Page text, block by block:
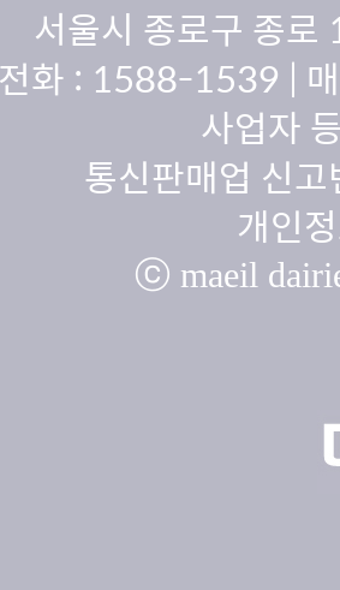
서울시 종로구 종
화 : 1588-1539 |
사업자
통신판매업 신
개인
ⓒ maeil